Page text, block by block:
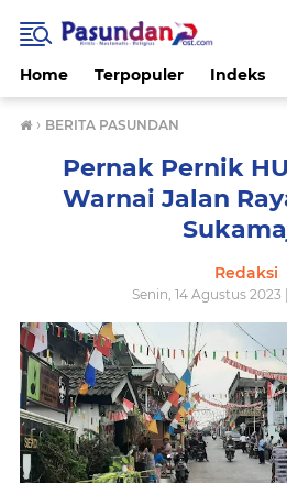
Home Terpopuler Indeks
› BERITA PASUNDAN
Pernak Pernik
Warnai Jalan
Redaksi
Senin, 14 Agustus 2023